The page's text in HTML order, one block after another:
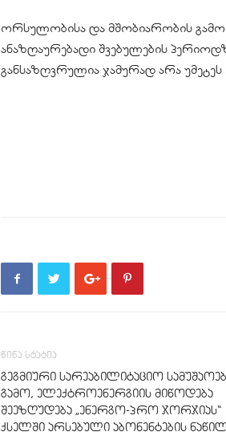
ორსულობისა და მშობიარობის გამო
ანაზღაურებადი შვებულების
განსაზღვრულია ჯამურად არა
წინა სტატია
გეგმიური სარეაბილიტაციო
გამო, ელექტროენერგიის მიწოდება
შეეზღუდება „ენერგო-პრო ჯორჯიას“
ქსელში არსებული აბონენტების